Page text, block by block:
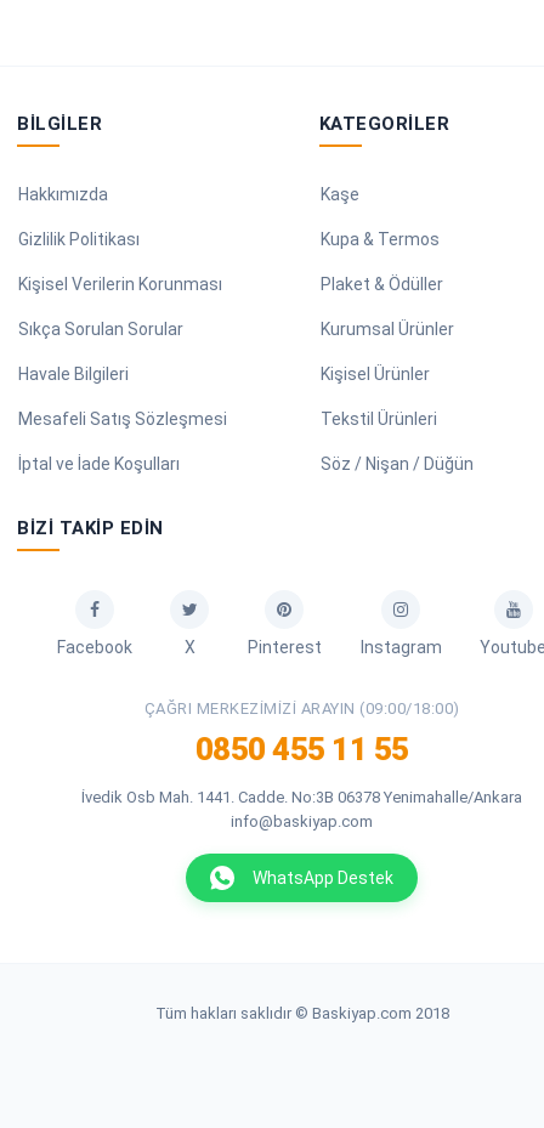
BILGILER
Hakkımızda
Gizlilik Politikası
Kişisel Verilerin Korunması
Sıkça Sorulan Sorular
Havale Bilgileri
Mesafeli Satış Sözleşmesi
İptal ve İade Koşulları
KATEGORILER
Kaşe
Kupa & Termos
Plaket & Ödüller
Kurumsal Ürünler
Kişisel Ürünler
Tekstil Ürünleri
Söz / Nişan / Düğün
BIZI TAKIP EDIN
Facebook X Pinterest Instagram
ÇAĞRI MERKEZIMIZI ARAYIN (09:00/18:00)
0850 455 11 55
İvedik Osb Mah. 1441. Cadde. No:3B 06378 Yenimahalle/Ankara
info@baskiyap.com
WhatsApp Destek
Tüm hakları saklıdır © Baskiyap.com 2018